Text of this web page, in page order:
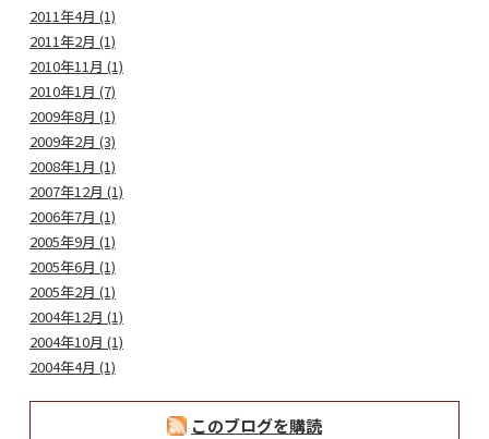
2011年4月 (1)
2011年2月 (1)
2010年11月 (1)
2010年1月 (7)
2009年8月 (1)
2009年2月 (3)
2008年1月 (1)
2007年12月 (1)
2006年7月 (1)
2005年9月 (1)
2005年6月 (1)
2005年2月 (1)
2004年12月 (1)
2004年10月 (1)
2004年4月 (1)
このブログを購読